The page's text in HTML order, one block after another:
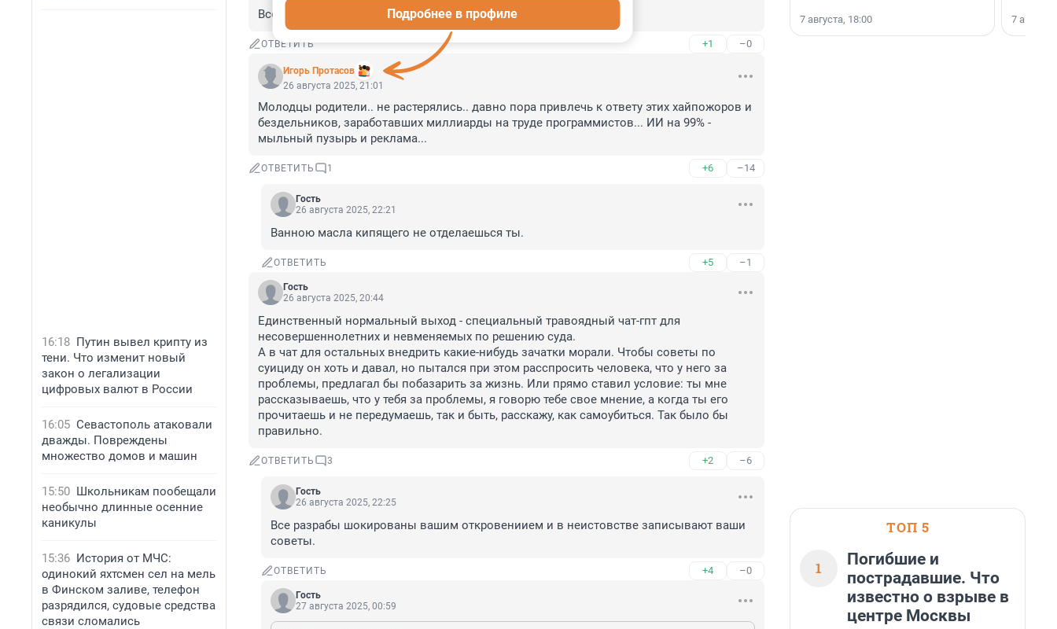
16:18 Путин вывел крипту из
тени. Что изменит новый
закон о легализации
цифровых валют в России
16:05 Севастополь атаковали
дважды. Повреждены
множество домов и машин
15:50 Школьникам пообещали
необычно длинные осенние
каникулы
15:36 История от МЧС:
одинокий яхтсмен сел на мель
в Финском заливе, телефон
разрядился, судовые средства
связи сломались
Все разрабы в неистовстве записывают ваши советы.
ОТВЕТИТЬ +1 –0
Игорь Протасов
Подробнее в профиле
26 августа 2025, 21:01
Молодцы родители.. не растерялись.. давно пора привлечь к ответу этих хайпожоров и
бездельников, заработавших миллиарды на труде программистов... ИИ на 99% -
мыльный пузырь и реклама...
ОТВЕТИТЬ 1 +6 –14
Гость
26 августа 2025, 22:21
Ванною масла кипящего не отделаешься ты.
ОТВЕТИТЬ +5 –1
Гость
26 августа 2025, 20:44
Единственный нормальный выход - специальный травоядный чат-гпт для
несовершеннолетних и невменяемых по решению суда.
А в чат для остальных внедрить какие-нибудь зачатки морали. Чтобы советы по
суициду он хоть и давал, но пытался при этом расспросить человека, что у него за
проблемы, предлагал бы побазарить за жизнь. Или прямо ставил условие: ты мне
рассказываешь, что у тебя за проблемы, я говорю тебе свое мнение, а когда ты его
прочитаешь и не передумаешь, так и быть, расскажу, как самоубиться. Так было бы
правильно.
ОТВЕТИТЬ 3 +2 –6
Гость
26 августа 2025, 22:25
Все разрабы шокированы вашим откровениием и в неистовстве записывают ваши
советы.
ОТВЕТИТЬ +4 –0
Гость
27 августа 2025, 00:59
7 августа, 18:00 7
ТОП 5
1
Погибшие и
пострадавшие. Что
известно о взрыве в
центре Москвы